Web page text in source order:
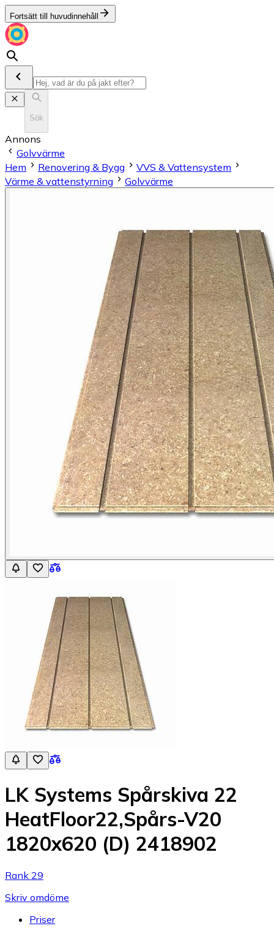
Fortsätt till huvudinnehåll
Sök
Annons
Golvvärme
Hem
Renovering & Bygg
VVS & Vattensystem
Värme & vattenstyrning
Golvvärme
LK Systems Spårskiva 22
HeatFloor22,Spårs-V20
1820x620 (D) 2418902
Rank 29
Skriv omdöme
Priser